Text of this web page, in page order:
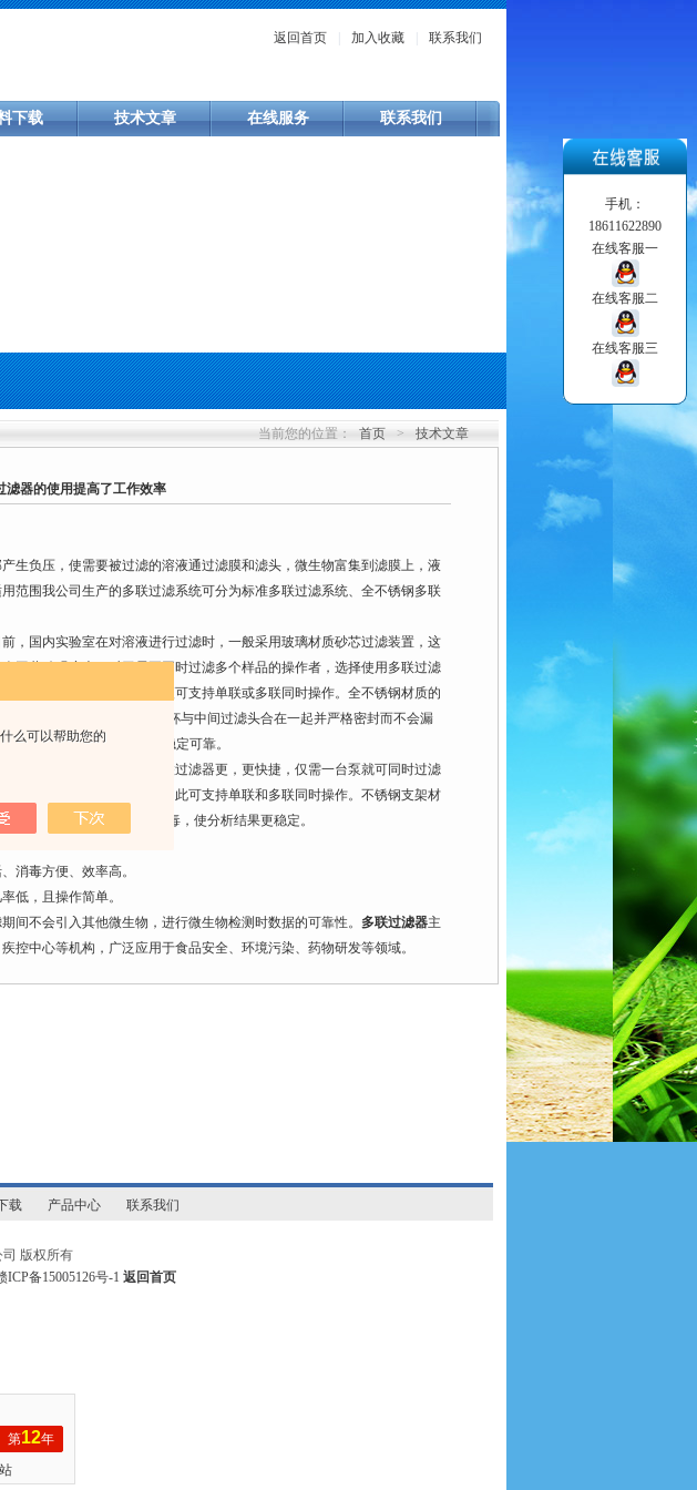
么可以帮助您的
返回首页 加入收藏 联系我们
下载 技术文章 在线服务 联系我们
当前您的位置： 首页 > 技术文章
滤器的使用提高了工作效率
生负压，使需要被过滤的溶液通过滤膜和滤头，微生物富集到滤膜上，液
范围我公司生产的多联过滤系统可分为标准多联过滤系统、全不锈钢多联
国内实验室在对溶液进行过滤时，一般采用玻璃材质砂芯过滤装置，这
工劳动强度大。对于需要同时过滤多个样品的操作者，选择使用多联过滤
，因此仅需用一个真空泵便可支持单联或多联同时操作。全不锈钢材质的
理紧密，可以方便地将滤杯与中间过滤头合在一起并严格密封而不会漏
温消毒，使分析结果更加稳定可靠。
砂芯过滤装置相对比，多联过滤器更，更快捷，仅需一台泵就可同时过滤
架均有独立的控制阀门，因此可支持单联和多联同时操作。不锈钢支架材
180℃的高温，易于高温消毒，使分析结果更稳定。
毒方便、效率高。
，且操作简单。
不会引入其他微生物，进行微生物检测时数据的可靠性。 多联过滤器主
控中心等机构，广泛应用于食品安全、环境污染、药物研发等领域。
载 产品中心 联系我们
版权所有
ICP备15005126号-1 返回首页
手机：
18611622890
在线客服一
在线客服二
在线客服三
第12年